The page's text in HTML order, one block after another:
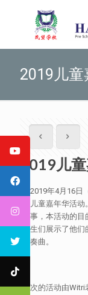
2019儿童
2019儿
于2019年4月16
的儿童嘉年华活
故事，本活动的
学生们展示了他们
伴奏曲。
本次的活动由Witri